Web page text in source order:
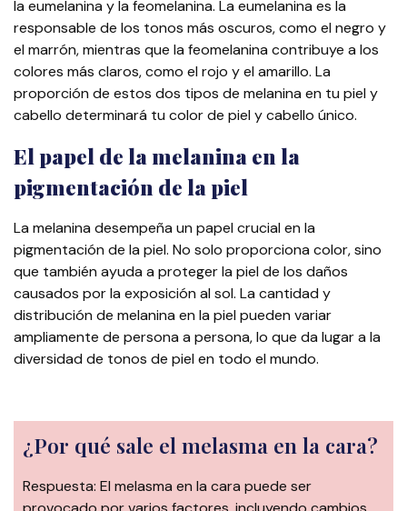
la eumelanina y la feomelanina. La eumelanina es la
responsable de los tonos más oscuros, como el negro y
el marrón, mientras que la feomelanina contribuye a los
colores más claros, como el rojo y el amarillo. La
proporción de estos dos tipos de melanina en tu piel y
cabello determinará tu color de piel y cabello único.
El papel de la melanina en la
pigmentación de la piel
La melanina desempeña un papel crucial en la
pigmentación de la piel. No solo proporciona color, sino
que también ayuda a proteger la piel de los daños
causados por la exposición al sol. La cantidad y
distribución de melanina en la piel pueden variar
ampliamente de persona a persona, lo que da lugar a la
diversidad de tonos de piel en todo el mundo.
¿Por qué sale el melasma en la cara?
Respuesta: El melasma en la cara puede ser